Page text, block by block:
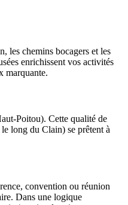
les chemins bocagers et les
enrichissent vos activités
marquante.
Poitou). Cette qualité de
long du Clain) se prêtent à
convention ou réunion
Dans une logique